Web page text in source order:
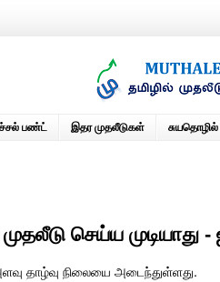
பண்ட் இதர முதலீடுகள் சுயதொழில்
செய்ய முடியாது
தாழ்வு நிலையை அடைந்துள்ளது.